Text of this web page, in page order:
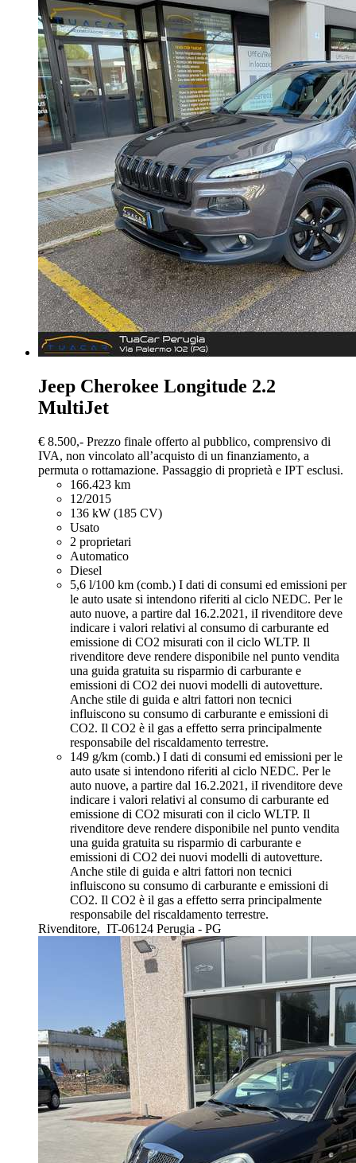
Jeep Cherokee Longitude 2.2
MultiJet
€ 8.500,- Prezzo finale offerto al pubblico, comprensivo di
IVA, non vincolato all’acquisto di un finanziamento, a
permuta o rottamazione. Passaggio di proprietà e IPT esclusi.
166.423 km
12/2015
136 kW (185 CV)
Usato
2 proprietari
Automatico
Diesel
5,6 l/100 km (comb.) I dati di consumi ed emissioni per
le auto usate si intendono riferiti al ciclo NEDC. Per le
auto nuove, a partire dal 16.2.2021, iI rivenditore deve
indicare i valori relativi al consumo di carburante ed
emissione di CO2 misurati con il ciclo WLTP. Il
rivenditore deve rendere disponibile nel punto vendita
una guida gratuita su risparmio di carburante e
emissioni di CO2 dei nuovi modelli di autovetture.
Anche stile di guida e altri fattori non tecnici
influiscono su consumo di carburante e emissioni di
CO2. Il CO2 è il gas a effetto serra principalmente
responsabile del riscaldamento terrestre.
149 g/km (comb.) I dati di consumi ed emissioni per le
auto usate si intendono riferiti al ciclo NEDC. Per le
auto nuove, a partire dal 16.2.2021, iI rivenditore deve
indicare i valori relativi al consumo di carburante ed
emissione di CO2 misurati con il ciclo WLTP. Il
rivenditore deve rendere disponibile nel punto vendita
una guida gratuita su risparmio di carburante e
emissioni di CO2 dei nuovi modelli di autovetture.
Anche stile di guida e altri fattori non tecnici
influiscono su consumo di carburante e emissioni di
CO2. Il CO2 è il gas a effetto serra principalmente
responsabile del riscaldamento terrestre.
Rivenditore, IT-06124 Perugia - PG